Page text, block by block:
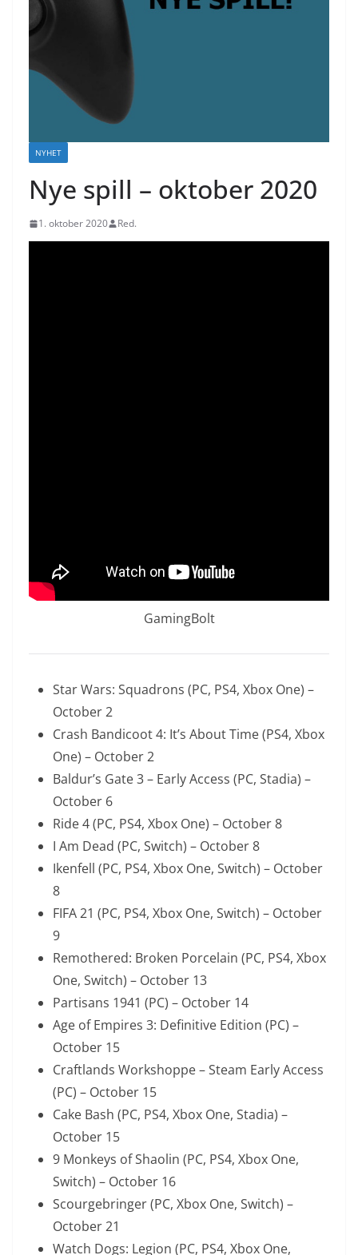
NYHET
Nye spill – oktober 2020
1. oktober 2020 Red.
GamingBolt
Star Wars: Squadrons (PC, PS4, Xbox One) –
October 2
Crash Bandicoot 4: It’s About Time (PS4, Xbox
One) – October 2
Baldur’s Gate 3 – Early Access (PC, Stadia) –
October 6
Ride 4 (PC, PS4, Xbox One) – October 8
I Am Dead (PC, Switch) – October 8
Ikenfell (PC, PS4, Xbox One, Switch) – October
8
FIFA 21 (PC, PS4, Xbox One, Switch) – October
9
Remothered: Broken Porcelain (PC, PS4, Xbox
One, Switch) – October 13
Partisans 1941 (PC) – October 14
Age of Empires 3: Definitive Edition (PC) –
October 15
Craftlands Workshoppe – Steam Early Access
(PC) – October 15
Cake Bash (PC, PS4, Xbox One, Stadia) –
October 15
9 Monkeys of Shaolin (PC, PS4, Xbox One,
Switch) – October 16
Scourgebringer (PC, Xbox One, Switch) –
October 21
Watch Dogs: Legion (PC, PS4, Xbox One,